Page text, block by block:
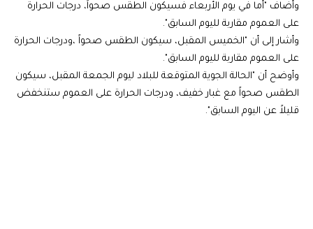
وأضاف "أما في يوم الأربعاء فسيكون الطقس صحواً، درجات الحرارة
على العموم مقاربة لليوم السابق".
وأشار إلى أن "الخميس المقبل، سيكون الطقس صحواً ،ودرجات الحرارة
على العموم مقاربة لليوم السابق".
وأوضح أن "الحالة الجوية المتوقعة للبلاد ليوم الجمعة المقبل، سيكون
الطقس صحواً مع غبار خفيف، ودرجات الحرارة على العموم ستنخفض
قليلاً عن اليوم السابق".